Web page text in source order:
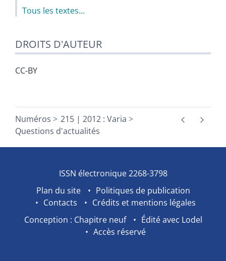
Tous les textes...
DROITS D'AUTEUR
CC-BY
Numéros
215 | 2012 : Varia
Questions d'actualités
ISSN électronique 2268-3798
Plan du site
Politiques de publication
Contacts
Crédits et mentions légales
Conception : Chapitre neuf
Édité avec Lodel
Accès réservé